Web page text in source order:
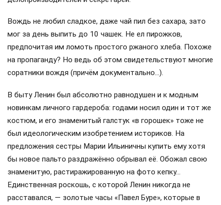
Вождь не любил сладкое, даже чай пил без сахара, зато
мог за день выпить до 10 чашек. Не ел пирожков,
предпочитая им ломоть простого ржаного хлеба. Похоже
на пропаганду? Но ведь об этом свидетельствуют многие
соратники вождя (причём документально…).
В быту Ленин был абсолютно равнодушен и к модным
новинкам личного гардероба: годами носил один и тот же
костюм, и его знаменитый галстук «в горошек» тоже не
был идеологическим изобретением историков. На
предложения сестры Марии Ильиничны купить ему хотя
бы новое пальто раздражённо обрывал её. Обожал свою
знаменитую, растиражированную на фото кепку…
Единственная роскошь, с которой Ленин никогда не
расставался, — золотые часы «Павел Буре», которые в